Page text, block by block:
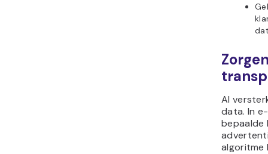
AI
data. In
bepaalde
algoritme